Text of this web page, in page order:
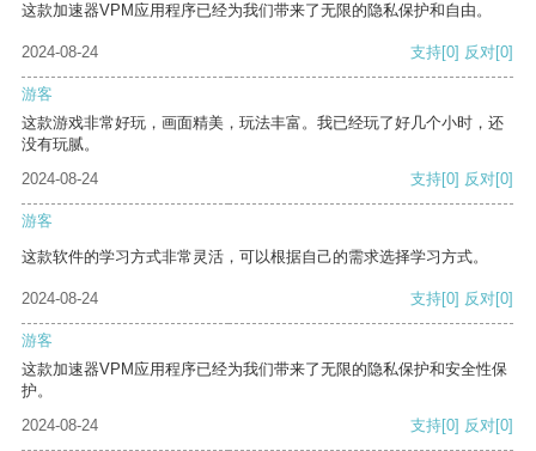
这款加速器VPM应用程序已经为我们带来了无限的隐私保护和自由。
2024-08-24 支持[0] 反对[0]
游客
这款游戏非常好玩，画面精美，玩法丰富。我已经玩了好几个小时，还
没有玩腻。
2024-08-24
支持[0] 反对[0]
游客
这款软件的学习方式非常灵活，可以根据自己的需求选择学习方式。
2024-08-24 支持[0] 反对[0]
游客
这款加速器VPM应用程序已经为我们带来了无限的隐私保护和安全性保
护。
2024-08-24
支持[0] 反对[0]